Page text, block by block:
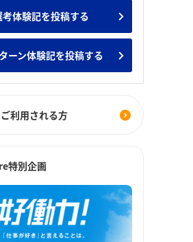
グ みんなのインターン人気企業ランキ
考体験記を投稿する
ーン体験記を投稿する
利用される方
特別企画